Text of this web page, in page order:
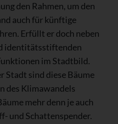
den Rahmen, um den
auch für künftige
Erfüllt er doch neben
identitätsstiftenden
im Stadtbild.
Stadt sind diese Bäume
des Klimawandels
mehr denn je auch
und Schattenspender.